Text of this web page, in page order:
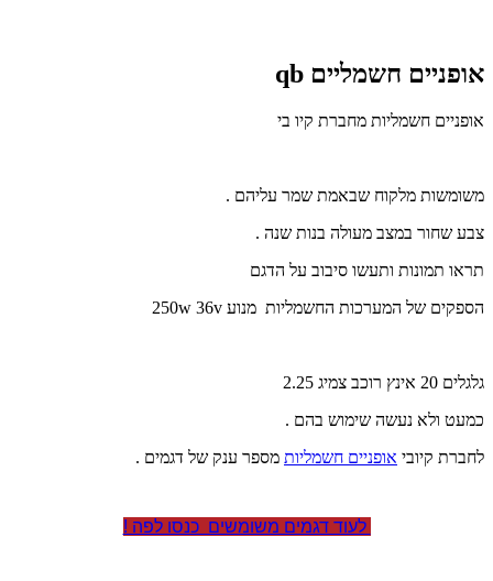
אופניים חשמליים qb
אופניים חשמליות מחברת קיו בי
משומשות מלקוח שבאמת שמר עליהם .
צבע שחור במצב מעולה בנות שנה .
תראו תמונות ותעשו סיבוב על הדגם
הספקים של המערכות החשמליות מנוע 250w 36v
גלגלים 20 אינץ רוכב צמיג 2.25
כמעט ולא נעשה שימוש בהם .
לחברת קיובי אופניים חשמליות מספר ענק של דגמים .
לעוד דגמים משומשים כנסו לפה !